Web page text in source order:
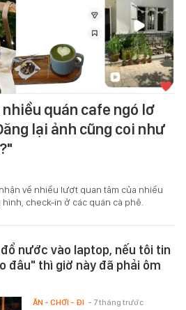
quán cafe ngó lơ
lại ảnh cũng coi như
về nhiều lượt quan tâm của nhiều
check-in ở các quán cà phê.
nước vào laptop, nếu tôi tin
đâu" thì giờ này đã phải ôm
ĂN - CHƠI - ĐI - 7 tháng trước